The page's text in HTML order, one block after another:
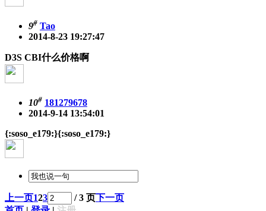
9# Tao
2014-8-23 19:27:47
D3S CBI什么价格啊
10# 181279678
2014-9-14 13:54:01
{:soso_e179:}{:soso_e179:}
上一页123 / 3 页 下一页